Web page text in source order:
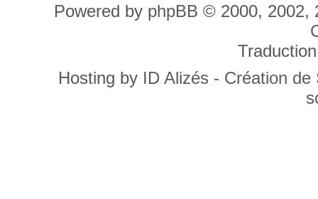
Powered by phpBB © 2000, 2002,
Hosting by ID Alizés - Création